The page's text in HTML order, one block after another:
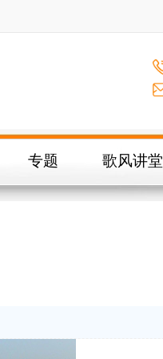
专题 歌风讲堂